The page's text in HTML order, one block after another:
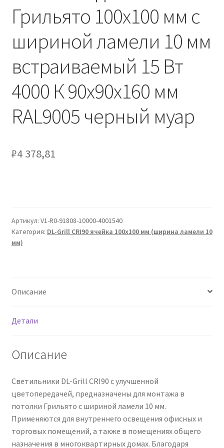
Сертификаты
Таблица выбора вводного щитка
Грильято 100х100 мм с
шириной ламели 10 мм
встраиваемый 15 Вт
4000 К 90х90х160 мм
RAL9005 черный муар
₽4 378,81
Артикул: V1-R0-91808-10000-4001540
Категория: DL-Grill CRI90 ячейка 100х100 мм (ширина ламели 10
мм)
Описание
Детали
Описание
Светильники DL-Grill CRI90 с улучшенной
цветопередачей, предназначены для монтажа в
потолки Грильято с шириной ламели 10 мм.
Применяются для внутреннего освещения офисных и
торговых помещений, а также в помещениях общего
назначения в многоквартирных домах. Благодаря